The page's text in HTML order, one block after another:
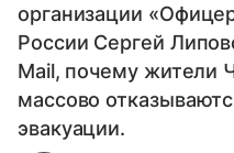
организации
России Сергей
Mail, почему жители
массово
эвакуации.